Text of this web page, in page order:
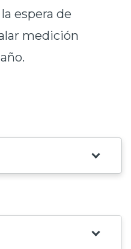
espera de
medición